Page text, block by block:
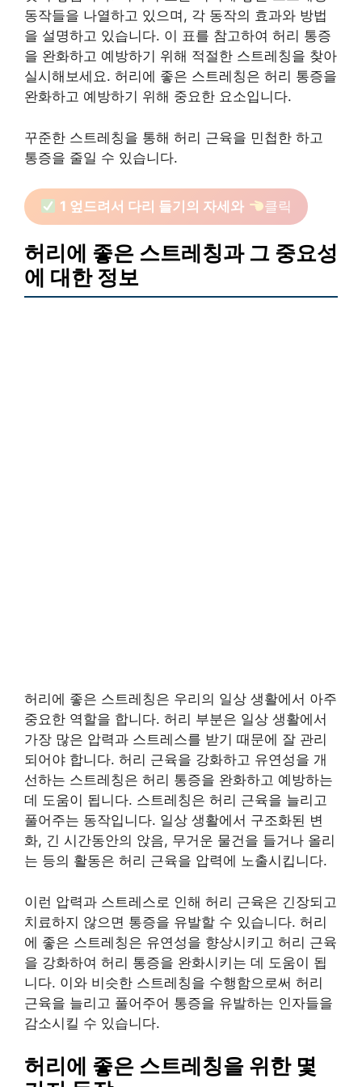
동작들을 나열하고 있으며, 각 동작의 효과와 방법
을 설명하고 있습니다. 이 표를 참고하여 허리 통증
을 완화하고 예방하기 위해 적절한 스트레칭을 찾아
실시해보세요. 허리에 좋은 스트레칭은 허리 통증을
완화하고 예방하기 위해 중요한 요소입니다.
꾸준한 스트레칭을 통해 허리 근육을 민첩한 하고
통증을 줄일 수 있습니다.
1 엎드려서 다리 들기의 자세와 클릭
허리에 좋은 스트레칭과 그 중요성
에 대한 정보
허리에 좋은 스트레칭은 우리의 일상 생활에서 아주
중요한 역할을 합니다. 허리 부분은 일상 생활에서
가장 많은 압력과 스트레스를 받기 때문에 잘 관리
되어야 합니다. 허리 근육을 강화하고 유연성을 개
선하는 스트레칭은 허리 통증을 완화하고 예방하는
데 도움이 됩니다. 스트레칭은 허리 근육을 늘리고
풀어주는 동작입니다. 일상 생활에서 구조화된 변
화, 긴 시간동안의 앉음, 무거운 물건을 들거나 올리
는 등의 활동은 허리 근육을 압력에 노출시킵니다.
이런 압력과 스트레스로 인해 허리 근육은 긴장되고
치료하지 않으면 통증을 유발할 수 있습니다. 허리
에 좋은 스트레칭은 유연성을 향상시키고 허리 근육
을 강화하여 허리 통증을 완화시키는 데 도움이 됩
니다. 이와 비슷한 스트레칭을 수행함으로써 허리
근육을 늘리고 풀어주어 통증을 유발하는 인자들을
감소시킬 수 있습니다.
허리에 좋은 스트레칭을 위한 몇